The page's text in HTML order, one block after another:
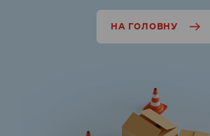
НА ГОЛОВНУ